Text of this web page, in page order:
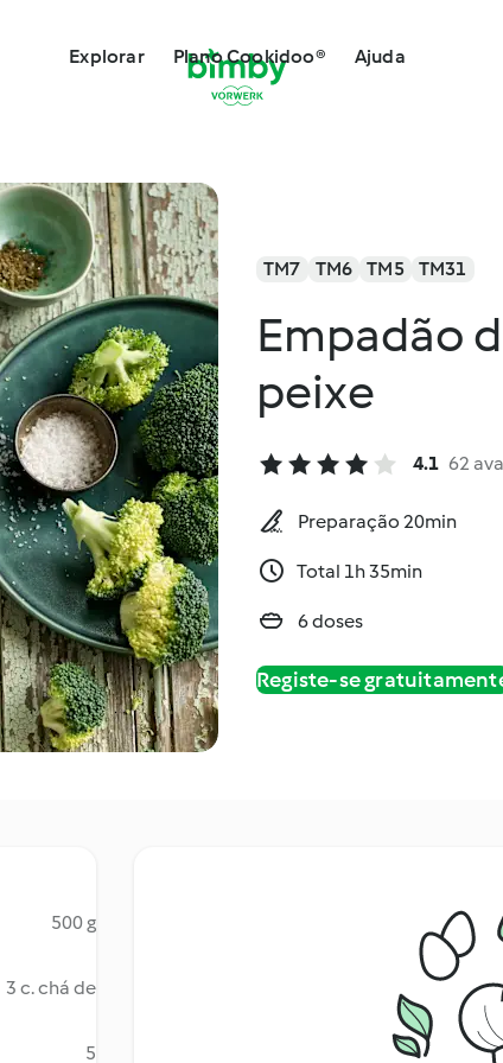
Explorar Plano Cookidoo® Ajuda
TM7 TM6 TM5 TM31
Empadão
peixe
4.1 62
Preparação 20min
Total 1h 35min
6 doses
Registe-se
500 g
3 c. chá de
5